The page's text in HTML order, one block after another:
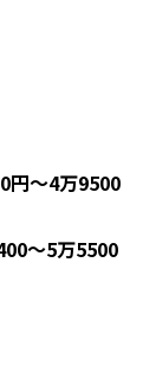
円〜4万9500
〜5万5500